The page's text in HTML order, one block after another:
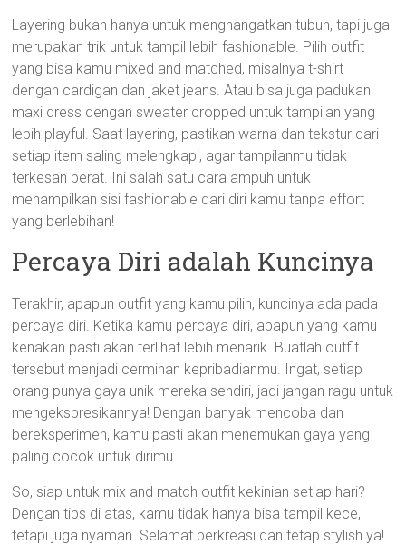
Layering bukan hanya untuk menghangatkan tubuh, tapi juga
merupakan trik untuk tampil lebih fashionable. Pilih outfit
yang bisa kamu mixed and matched, misalnya t-shirt
dengan cardigan dan jaket jeans. Atau bisa juga padukan
maxi dress dengan sweater cropped untuk tampilan yang
lebih playful. Saat layering, pastikan warna dan tekstur dari
setiap item saling melengkapi, agar tampilanmu tidak
terkesan berat. Ini salah satu cara ampuh untuk
menampilkan sisi fashionable dari diri kamu tanpa effort
yang berlebihan!
Percaya Diri adalah Kuncinya
Terakhir, apapun outfit yang kamu pilih, kuncinya ada pada
percaya diri. Ketika kamu percaya diri, apapun yang kamu
kenakan pasti akan terlihat lebih menarik. Buatlah outfit
tersebut menjadi cerminan kepribadianmu. Ingat, setiap
orang punya gaya unik mereka sendiri, jadi jangan ragu untuk
mengekspresikannya! Dengan banyak mencoba dan
bereksperimen, kamu pasti akan menemukan gaya yang
paling cocok untuk dirimu.
So, siap untuk mix and match outfit kekinian setiap hari?
Dengan tips di atas, kamu tidak hanya bisa tampil kece,
tetapi juga nyaman. Selamat berkreasi dan tetap stylish ya!